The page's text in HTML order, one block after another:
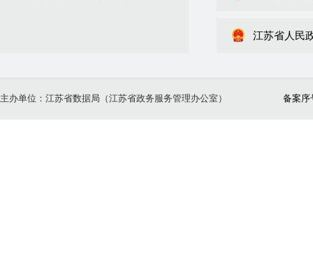
江苏省人民
主办单位：江苏省数据局（江苏省政务服务管理办公室） 备案序